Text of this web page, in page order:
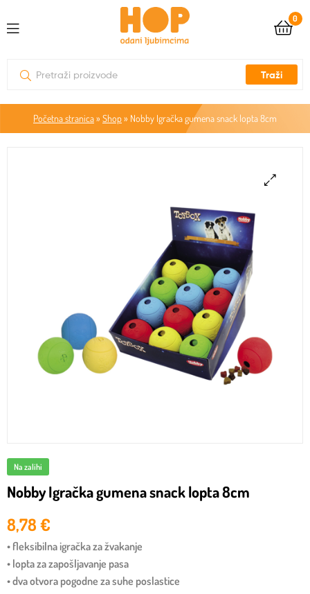
0
Traži
Početna stranica» Shop» Nobby Igračka gumena snack lopta 8cm
Na zalihi
Nobby Igračka gumena snack lopta 8cm
8,78€
• fleksibilna igračka za žvakanje
• lopta za zapošljavanje pasa
• dva otvora pogodne za suhe poslastice